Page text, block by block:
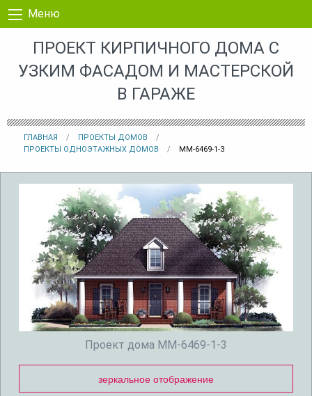
Перейти к контенту
Меню
ПРОЕКТ КИРПИЧНОГО ДОМА С
УЗКИМ ФАСАДОМ И МАСТЕРСКОЙ
В ГАРАЖЕ
ГЛАВНАЯ
ПРОЕКТЫ ДОМОВ
ПРОЕКТЫ ОДНОЭТАЖНЫХ ДОМОВ
MM-6469-1-3
Проект дома MM-6469-1-3
зеркальное отображение